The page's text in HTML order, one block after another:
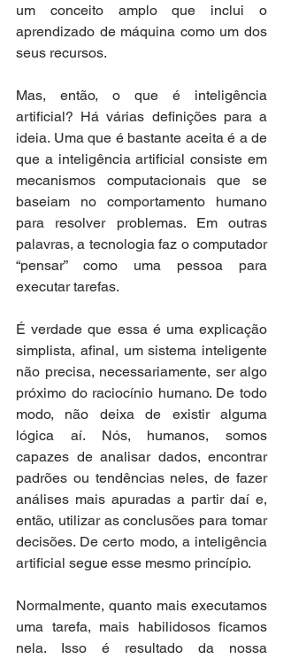
um conceito amplo que inclui o
aprendizado de máquina como um dos
seus recursos.
Mas, então, o que é inteligência
artificial? Há várias definições para a
ideia. Uma que é bastante aceita é a de
que a inteligência artificial consiste em
mecanismos computacionais que se
baseiam no comportamento humano
para resolver problemas. Em outras
palavras, a tecnologia faz o computador
“pensar” como uma pessoa para
executar tarefas.
É verdade que essa é uma explicação
simplista, afinal, um sistema inteligente
não precisa, necessariamente, ser algo
próximo do raciocínio humano. De todo
modo, não deixa de existir alguma
lógica aí. Nós, humanos, somos
capazes de analisar dados, encontrar
padrões ou tendências neles, de fazer
análises mais apuradas a partir daí e,
então, utilizar as conclusões para tomar
decisões. De certo modo, a inteligência
artificial segue esse mesmo princípio.
Normalmente, quanto mais executamos
uma tarefa, mais habilidosos ficamos
nela. Isso é resultado da nossa